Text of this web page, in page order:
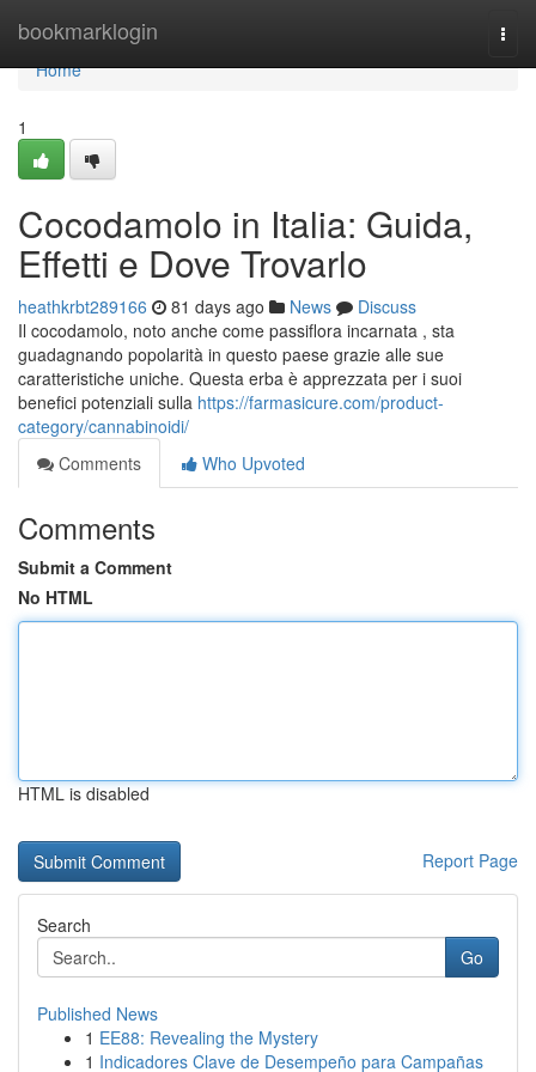
bookmarklogin
Home
Home
1
Cocodamolo in Italia: Guida,
Effetti e Dove Trovarlo
heathkrbt289166 81 days ago News
Discuss
Il cocodamolo, noto anche come passiflora incarnata , sta
guadagnando popolarità in questo paese grazie alle sue
caratteristiche uniche. Questa erba è apprezzata per i suoi
benefici potenziali sulla https://farmasicure.com/product-
category/cannabinoidi/
Comments
Who Upvoted
Comments
Submit a Comment
No HTML
HTML is disabled
Report Page
Search
Go
Published News
1 EE88: Revealing the Mystery
1 Indicadores Clave de Desempeño para Campañas